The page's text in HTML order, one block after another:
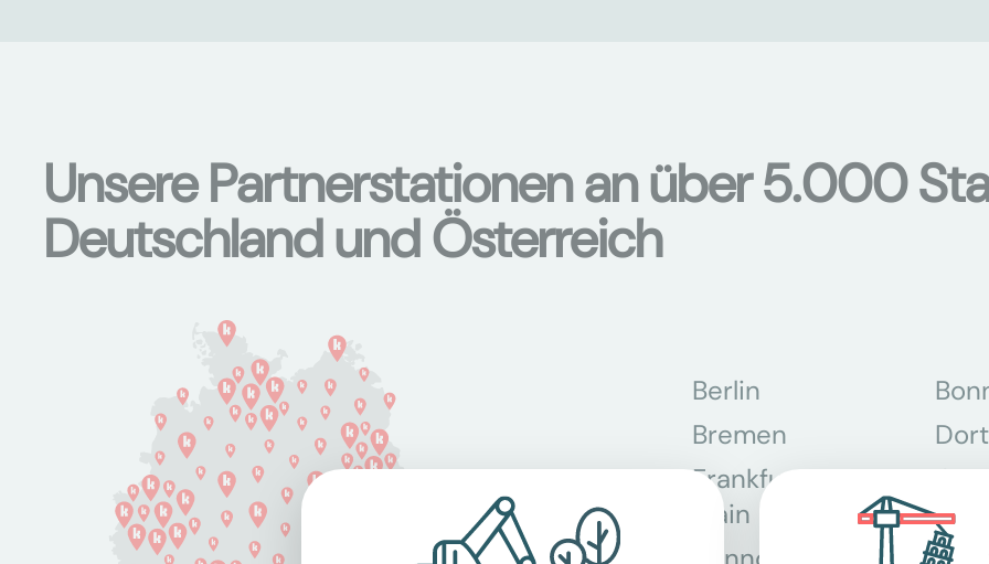
Unsere Partnerstationen an über 5.000
Deutschland und Österreich
Berlin
Bremen
Frankfurt am
Main